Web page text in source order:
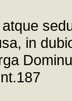
in